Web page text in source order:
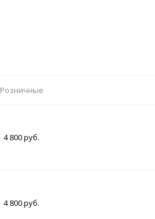
Розничные
4 800 руб.
4 800 руб.